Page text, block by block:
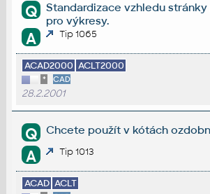
Q
Standardizace vzhledu
pro výkresy.
A Tip 1065
ACAD2000 ACLT2000
* CAD
28.2.2001
Q Chcete použít v kótách
A Tip 1013
ACAD ACLT